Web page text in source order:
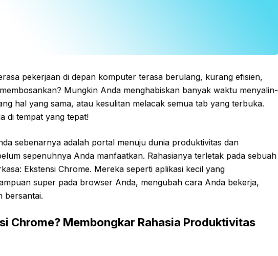
pekerjaan di depan komputer terasa berulang, kurang efisien,
Mungkin Anda menghabiskan banyak waktu menyalin-
hal yang sama, atau kesulitan melacak semua tab yang terbuka.
di tempat yang tepat!
sebenarnya adalah portal menuju dunia produktivitas dan
sepenuhnya Anda manfaatkan. Rahasianya terletak pada sebuah
Ekstensi Chrome. Mereka seperti aplikasi kecil yang
super pada browser Anda, mengubah cara Anda bekerja,
bersantai.
Chrome? Membongkar Rahasia Produktivitas